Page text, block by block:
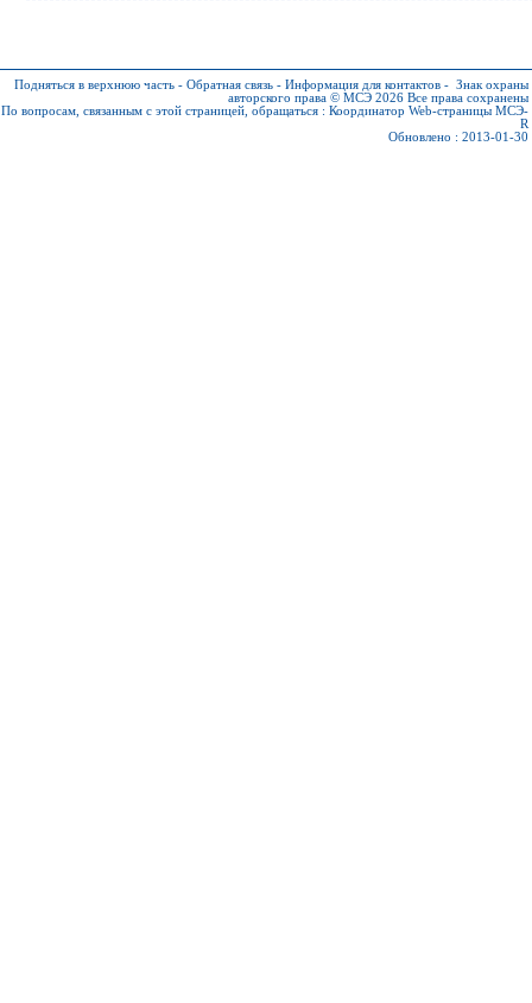
Подняться в верхнюю часть - Обратная связь - Информация для контактов - Знак охраны
авторского права © МСЭ 2026 Все права сохранены
По вопросам, связанным с этой страницей, обращаться : Координатор Web-страницы МСЭ-
R
Обновлено : 2013-01-30